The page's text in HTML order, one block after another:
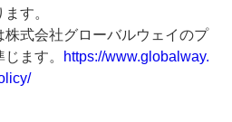
す。
式会社グローバルウェイのプ
ます。 https://www.globalway.